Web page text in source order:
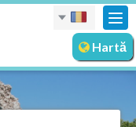
Hartă